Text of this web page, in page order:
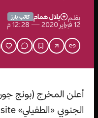
بقلم بلال همام كاتب بارز
12 فبراير 2020 — 12:28 م
أعلن المخرج (بونج